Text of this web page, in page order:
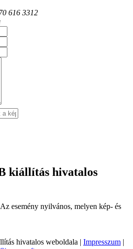
616 3312
kiállítás hivatalos
esemény nyilvános, melyen kép- és
hivatalos weboldala | Impresszum |